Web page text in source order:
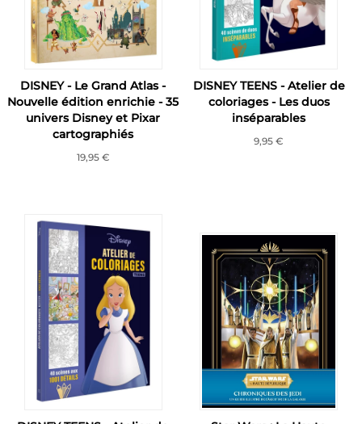
DISNEY - Le Grand Atlas -
Nouvelle édition enrichie - 35
univers Disney et Pixar
cartographiés
19,95 €
DISNEY TEENS - Atelier de
coloriages - Les duos
inséparables
9,95 €